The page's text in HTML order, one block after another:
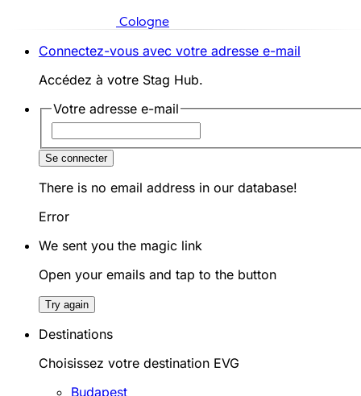
Cologne
Connectez-vous avec votre adresse e-mail
Accédez à votre Stag Hub.
Votre adresse e-mail
Se connecter
There is no email address in our database!
Error
We sent you the magic link
Open your emails and tap to the button
Try again
Destinations
Choisissez votre destination EVG
Budapest